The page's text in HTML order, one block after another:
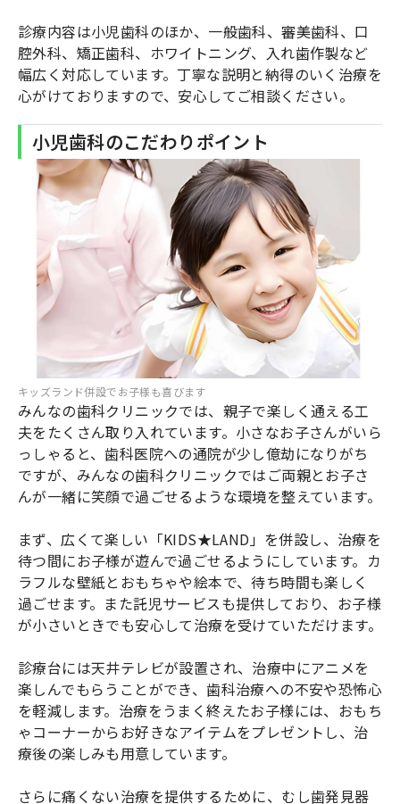
診療内容は小児歯科のほか、一般歯科、審美歯科、口
腔外科、矯正歯科、ホワイトニング、入れ歯作製など
幅広く対応しています。丁寧な説明と納得のいく治療を
心がけておりますので、安心してご相談ください。
小児歯科のこだわりポイント
キッズランド併設でお子様も喜びます
みんなの歯科クリニックでは、親子で楽しく通える工
夫をたくさん取り入れています。小さなお子さんがいら
っしゃると、歯科医院への通院が少し億劫になりがち
ですが、みんなの歯科クリニックではご両親とお子さ
んが一緒に笑顔で過ごせるような環境を整えています。
まず、広くて楽しい「KIDS★LAND」を併設し、治療を
待つ間にお子様が遊んで過ごせるようにしています。カ
ラフルな壁紙とおもちゃや絵本で、待ち時間も楽しく
過ごせます。また託児サービスも提供しており、お子様
が小さいときでも安心して治療を受けていただけます。
診療台には天井テレビが設置され、治療中にアニメを
楽しんでもらうことができ、歯科治療への不安や恐怖心
を軽減します。治療をうまく終えたお子様には、おもち
ゃコーナーからお好きなアイテムをプレゼントし、治
療後の楽しみも用意しています。
さらに痛くない治療を提供するために、むし歯発見器